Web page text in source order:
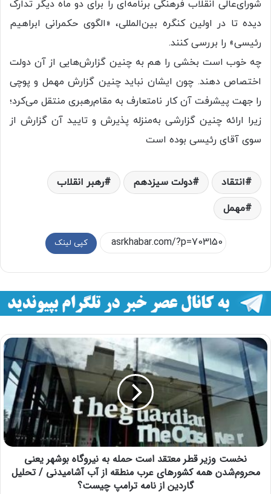
شورای‌عالی انقلاب فرهنگی برنامه‌ای را برای دو ماه دیگر تدارک
دیده تا در اولین کنگره بین‌المللی، «الگوی حکمرانی ابراهیم
رئیسی» را بررسی کنند.
چه خوب است بخشی را هم به چنین گزارش‌هایی از آن دولت
اختصاص دهند. چون ایشان نباید چنین گزارش مهمل و پوچی
را جهت پیشرفت آن کار نامتعارف به مقام‌رهبری منتقل می‌کرد؛
زیرا ارائه چنین گزارشی به‌منزله پذیرش و تایید آن گزارش از
سوی آقای رئیسی بوده است
انتقاد دولت سیزدهم
رهبر انقلاب
مهمل
کپی لینک
نخست وزیر قطر معتقد است حمله به نیروگاه بوشهر یعنی
محروم‌شدن همه کشورهای عرب منطقه از آب آشامیدنی / تحلیل
گاردین از نامه ترامپ چیست؟